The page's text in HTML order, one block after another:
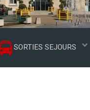
SORTIES SEJOURS